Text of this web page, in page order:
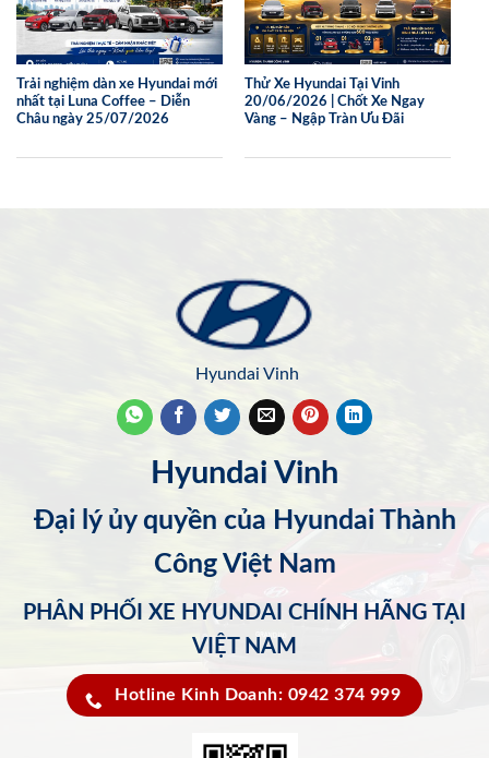
Trải nghiệm dàn xe Hyundai mới
nhất tại Luna Coffee – Diễn
Châu ngày 25/07/2026
Thử Xe Hyundai Tại Vinh
20/06/2026 | Chốt Xe Ngay
Vàng – Ngập Tràn Ưu Đãi
Hyundai Vinh
Hyundai Vinh
Đại lý ủy quyền của Hyundai Thành
Công Việt Nam
PHÂN PHỐI XE HYUNDAI CHÍNH HÃNG TẠI
VIỆT NAM
Hotline Kinh Doanh: 0942 374 999